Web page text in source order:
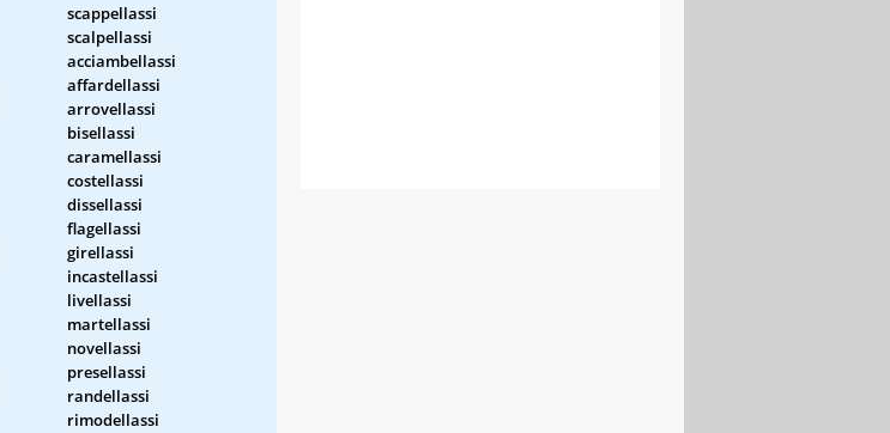
scappellassi
scalpellassi
acciambellassi
affardellassi
arrovellassi
bisellassi
caramellassi
costellassi
dissellassi
flagellassi
girellassi
incastellassi
livellassi
martellassi
novellassi
presellassi
randellassi
rimodellassi